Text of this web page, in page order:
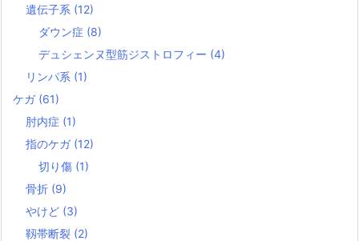
遺伝子系 (12)
ダウン症 (8)
デュシェンヌ型筋ジストロフィー (4)
リンパ系 (1)
ケガ (61)
肘内症 (1)
指のケガ (12)
切り傷 (1)
骨折 (9)
やけど (3)
靱帯断裂 (2)